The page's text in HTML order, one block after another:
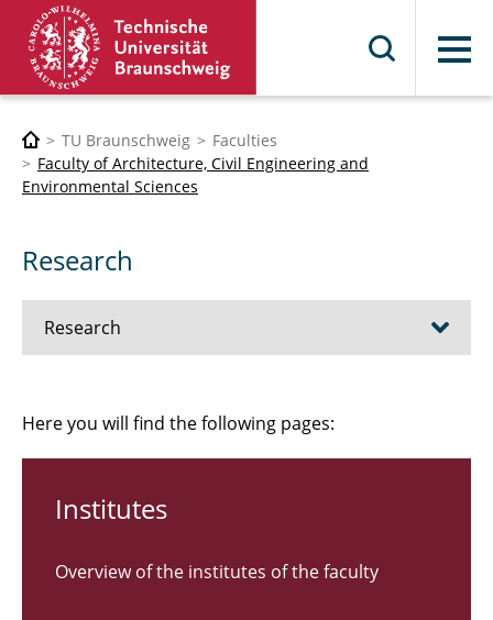
Menu
TU Braunschweig
Faculties
Faculty of Architecture, Civil Engineering and
Environmental Sciences
Research
Research
Labs
Here you will find the following pages:
Institutes
Overview of the institutes of the faculty